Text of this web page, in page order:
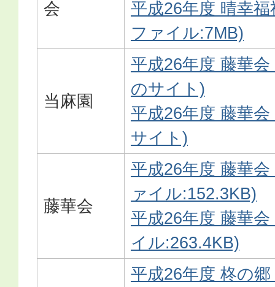
会
平成26年度 晴幸
ファイル:7MB)
当麻園
平成26年度 藤華
のサイト)
平成26年度 藤華
サイト)
藤華会
平成26年度 藤華
ァイル:152.3KB)
平成26年度 藤華
イル:263.4KB)
平成26年度 柊の